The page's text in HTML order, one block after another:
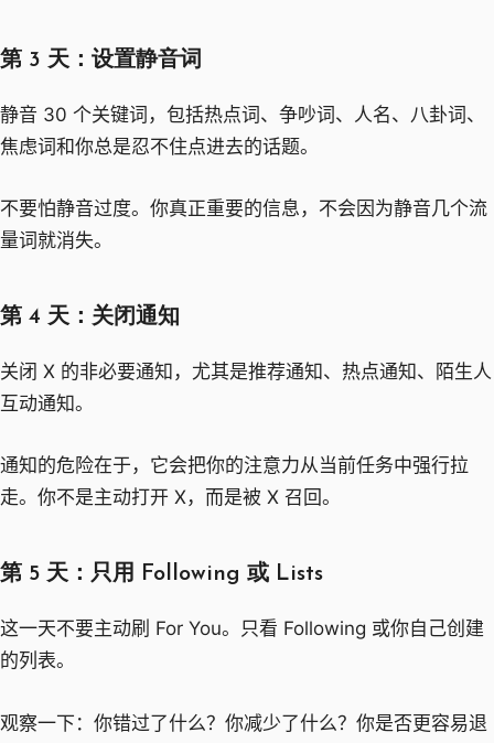
第 3 天：设置静音词
静音 30 个关键词，包括热点词、争吵词、人名、八卦词、
焦虑词和你总是忍不住点进去的话题。
不要怕静音过度。你真正重要的信息，不会因为静音几个流
量词就消失。
第 4 天：关闭通知
关闭 X 的非必要通知，尤其是推荐通知、热点通知、陌生人
互动通知。
通知的危险在于，它会把你的注意力从当前任务中强行拉
走。你不是主动打开 X，而是被 X 召回。
第 5 天：只用 Following 或 Lists
这一天不要主动刷 For You。只看 Following 或你自己创建
的列表。
观察一下：你错过了什么？你减少了什么？你是否更容易退